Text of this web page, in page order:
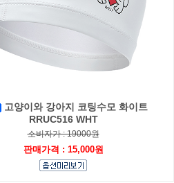
고양이와 강아지 코팅수모 화이트
RRUC516 WHT
소비자가 : 19000원
판매가격 : 15,000원